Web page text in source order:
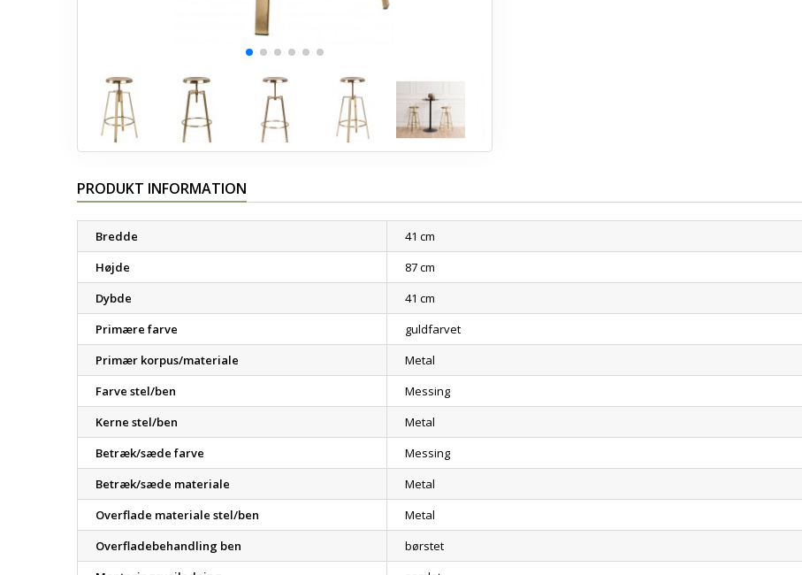
PRODUKT INFORMATION
Bredde
41 cm
Højde
87 cm
Dybde
41 cm
Primære farve
guldfarvet
Primær korpus/materiale
Metal
Farve stel/ben
Messing
Kerne stel/ben
Metal
Betræk/sæde farve
Messing
Betræk/sæde materiale
Metal
Overflade materiale stel/ben
Metal
Overfladebehandling ben
børstet